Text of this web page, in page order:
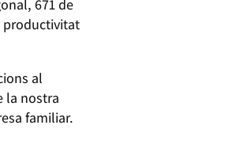
671 de
productivitat
al
la nostra
familiar.